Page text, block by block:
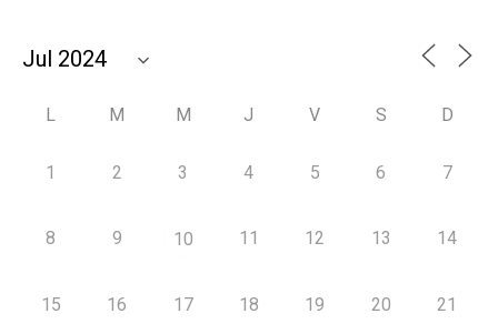
L M M J V S D
1 2 3 4 5 6 7
8 9 10 11 12 13 14
15 16 17 18 19 20 21